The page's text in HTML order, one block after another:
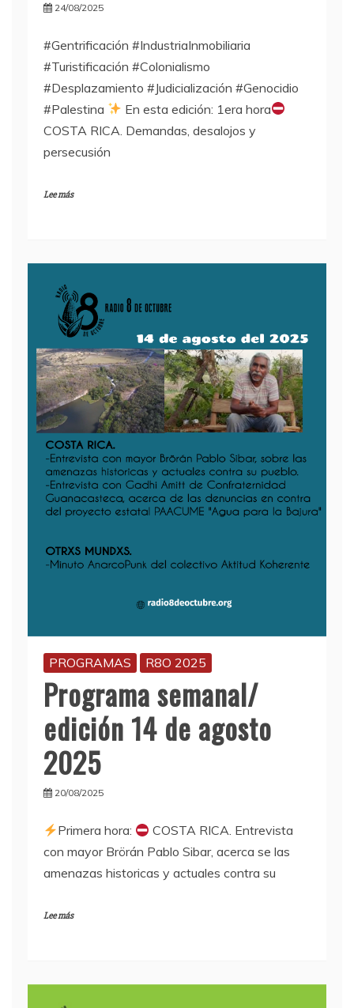
24/08/2025
#Gentrificación #IndustriaInmobiliaria
#Turistificación #Colonialismo
#Desplazamiento #Judicialización #Genocidio
#Palestina
En esta edición: 1era hora
COSTA RICA. Demandas, desalojos y
persecusión
Lee más
PROGRAMAS R8O 2025
Programa semanal/
edición 14 de agosto
2025
20/08/2025
Primera hora:
COSTA RICA. Entrevista
con mayor Brörán Pablo Sibar, acerca se las
amenazas historicas y actuales contra su
Lee más